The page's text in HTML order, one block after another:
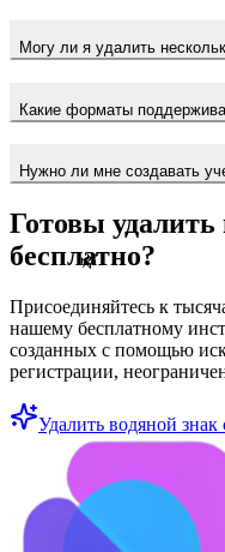
🌿
Могу ли я удалить
Какие форматы
Нужно ли мне создавать
Готовы
бесплатно?
Присоединяйтесь к
нашему бесплатному
созданных с помощью
регистрации,
Удалить водяной знак